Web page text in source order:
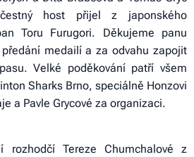
host přijel z japonského
Toru Furugori. Děkujeme panu
medailí a za odvahu zapojit
Velké poděkování patří všem
Sharks Brno, speciálně Honzovi
a Pavle Grycové za organizaci.
rozhodčí Tereze Chumchalové z